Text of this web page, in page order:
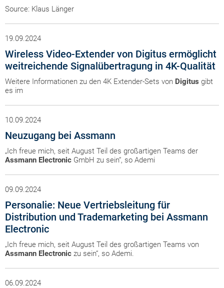
Source: Klaus Länger
19.09.2024
Wireless Video-Extender von Digitus ermöglicht
weitreichende Signalübertragung in 4K-Qualität
Weitere Informationen zu den 4K Extender-Sets von Digitus gibt
es im
10.09.2024
Neuzugang bei Assmann
„Ich freue mich, seit August Teil des großartigen Teams der
Assmann Electronic GmbH zu sein“, so Ademi
09.09.2024
Personalie: Neue Vertriebsleitung für
Distribution und Trademarketing bei Assmann
Electronic
„Ich freue mich, seit August Teil des großartigen Teams von
Assmann Electronic zu sein“, so Ademi.
06.09.2024